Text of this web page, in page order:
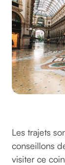
Les trajets
conseillons
visiter ce